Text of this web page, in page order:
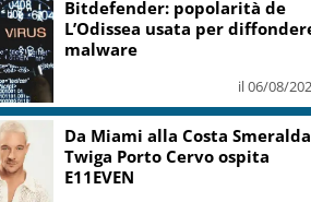
Bitdefender: popolarità de
L’Odissea usata per
malware
il 06/08/
Da Miami alla Costa
Twiga Porto Cervo ospita
E11EVEN